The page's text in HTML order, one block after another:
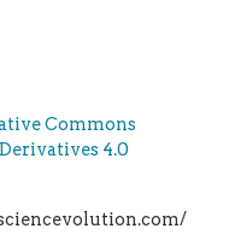
Commons
4.0